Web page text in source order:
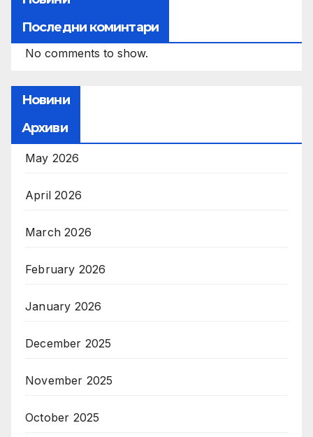
Последни коминтари
No comments to show.
Новини
Архиви
May 2026
April 2026
March 2026
February 2026
January 2026
December 2025
November 2025
October 2025